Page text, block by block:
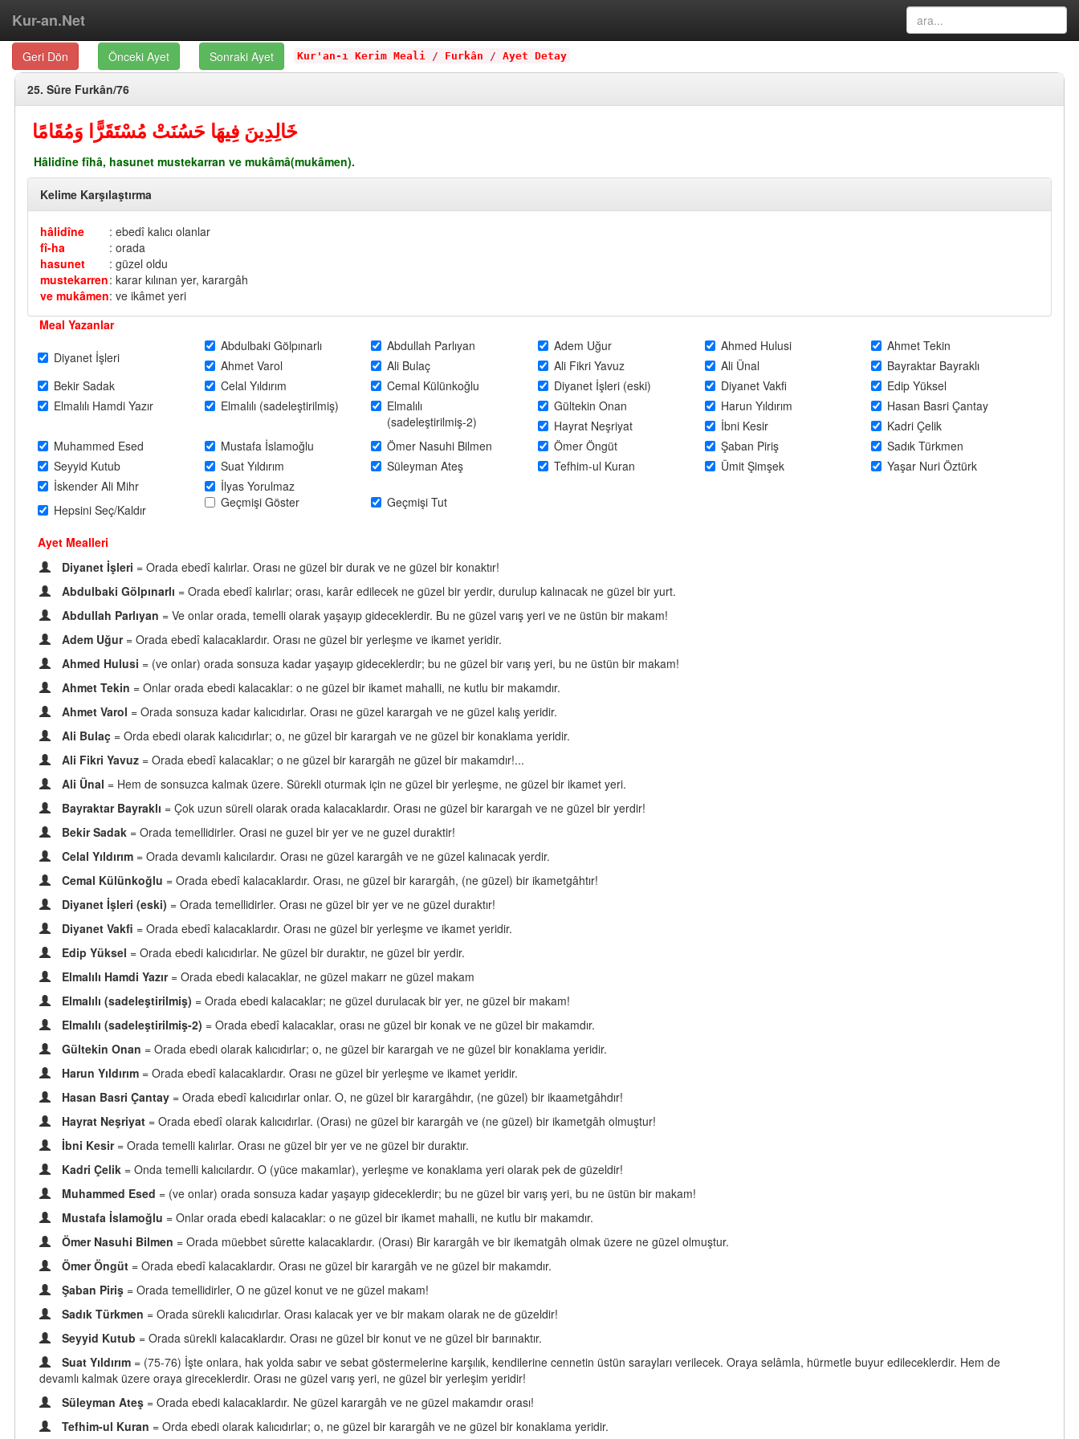
Kur-an.Net
Geri Dön Önceki Ayet Sonraki Ayet Kur'an-ı Kerim Meali / Furkân / Ayet Detay
25. Sûre Furkân/76
خَالِدِينَ فِيهَا حَسُنَتْ مُسْتَقَرًّا وَمُقَامًا
Hâlidîne fîhâ, hasunet mustekarran ve mukâmâ(mukâmen).
Kelime Karşılaştırma
hâlidîne
: ebedî kalıcı olanlar
fî-ha
: orada
hasunet
: güzel oldu
mustekarren: karar kılınan yer, karargâh
ve mukâmen: ve ikâmet yeri
Meal Yazanlar
Diyanet İşleri
Abdulbaki Gölpınarlı Abdullah Parlıyan Adem Uğur Ahmed Hulusi
Ahmet Tekin
Ahmet Varol
Ali Bulaç Ali Fikri Yavuz Ali Ünal
Bayraktar Bayraklı
Bekir Sadak
Celal Yıldırım Cemal Külünkoğlu Diyanet İşleri (eski) Diyanet Vakfi
Edip Yüksel
Elmalılı Hamdi Yazır
Elmalılı (sadeleştirilmiş)
Elmalılı
(sadeleştirilmiş-2)
Gültekin Onan Harun Yıldırım
Hasan Basri Çantay
Hayrat Neşriyat
İbni Kesir
Kadri Çelik
Muhammed Esed
Mustafa İslamoğlu Ömer Nasuhi Bilmen Ömer Öngüt Şaban Piriş
Sadık Türkmen
Seyyid Kutub
Suat Yıldırım Süleyman Ateş Tefhim-ul Kuran Ümit Şimşek
Yaşar Nuri Öztürk
İskender Ali Mihr
İlyas Yorulmaz
Hepsini Seç/Kaldır
Geçmişi Göster Geçmişi Tut
Ayet Mealleri
Diyanet İşleri = Orada ebedî kalırlar. Orası ne güzel bir durak ve ne güzel bir konaktır!
Abdulbaki Gölpınarlı = Orada ebedî kalırlar; orası, karâr edilecek ne güzel bir yerdir, durulup kalınacak ne güzel bir yurt.
Abdullah Parlıyan = Ve onlar orada, temelli olarak yaşayıp gideceklerdir. Bu ne güzel varış yeri ve ne üstün bir makam!
Adem Uğur = Orada ebedî kalacaklardır. Orası ne güzel bir yerleşme ve ikamet yeridir.
Ahmed Hulusi = (ve onlar) orada sonsuza kadar yaşayıp gideceklerdir; bu ne güzel bir varış yeri, bu ne üstün bir makam!
Ahmet Tekin = Onlar orada ebedi kalacaklar: o ne güzel bir ikamet mahalli, ne kutlu bir makamdır.
Ahmet Varol = Orada sonsuza kadar kalıcıdırlar. Orası ne güzel karargah ve ne güzel kalış yeridir.
Ali Bulaç = Orda ebedi olarak kalıcıdırlar; o, ne güzel bir karargah ve ne güzel bir konaklama yeridir.
Ali Fikri Yavuz = Orada ebedî kalacaklar; o ne güzel bir karargâh ne güzel bir makamdır!...
Ali Ünal = Hem de sonsuzca kalmak üzere. Sürekli oturmak için ne güzel bir yerleşme, ne güzel bir ikamet yeri.
Bayraktar Bayraklı = Çok uzun süreli olarak orada kalacaklardır. Orası ne güzel bir karargah ve ne güzel bir yerdir!
Bekir Sadak = Orada temellidirler. Orasi ne guzel bir yer ve ne guzel duraktir!
Celal Yıldırım = Orada devamlı kalıcılardır. Orası ne güzel karargâh ve ne güzel kalınacak yerdir.
Cemal Külünkoğlu = Orada ebedî kalacaklardır. Orası, ne güzel bir karargâh, (ne güzel) bir ikametgâhtır!
Diyanet İşleri (eski) = Orada temellidirler. Orası ne güzel bir yer ve ne güzel duraktır!
Diyanet Vakfi = Orada ebedî kalacaklardır. Orası ne güzel bir yerleşme ve ikamet yeridir.
Edip Yüksel = Orada ebedi kalıcıdırlar. Ne güzel bir duraktır, ne güzel bir yerdir.
Elmalılı Hamdi Yazır = Orada ebedi kalacaklar, ne güzel makarr ne güzel makam
Elmalılı (sadeleştirilmiş) = Orada ebedi kalacaklar; ne güzel durulacak bir yer, ne güzel bir makam!
Elmalılı (sadeleştirilmiş-2) = Orada ebedî kalacaklar, orası ne güzel bir konak ve ne güzel bir makamdır.
Gültekin Onan = Orada ebedi olarak kalıcıdırlar; o, ne güzel bir karargah ve ne güzel bir konaklama yeridir.
Harun Yıldırım = Orada ebedî kalacaklardır. Orası ne güzel bir yerleşme ve ikamet yeridir.
Hasan Basri Çantay = Orada ebedî kalıcıdırlar onlar. O, ne güzel bir karargâhdır, (ne güzel) bir ikaametgâhdır!
Hayrat Neşriyat = Orada ebedî olarak kalıcıdırlar. (Orası) ne güzel bir karargâh ve (ne güzel) bir ikametgâh olmuştur!
İbni Kesir = Orada temelli kalırlar. Orası ne güzel bir yer ve ne güzel bir duraktır.
Kadri Çelik = Onda temelli kalıcılardır. O (yüce makamlar), yerleşme ve konaklama yeri olarak pek de güzeldir!
Muhammed Esed = (ve onlar) orada sonsuza kadar yaşayıp gideceklerdir; bu ne güzel bir varış yeri, bu ne üstün bir makam!
Mustafa İslamoğlu = Onlar orada ebedi kalacaklar: o ne güzel bir ikamet mahalli, ne kutlu bir makamdır.
Ömer Nasuhi Bilmen = Orada müebbet sûrette kalacaklardır. (Orası) Bir karargâh ve bir ikematgâh olmak üzere ne güzel olmuştur.
Ömer Öngüt = Orada ebedî kalacaklardır. Orası ne güzel bir karargâh ve ne güzel bir makamdır.
Şaban Piriş = Orada temellidirler, O ne güzel konut ve ne güzel makam!
Sadık Türkmen = Orada sürekli kalıcıdırlar. Orası kalacak yer ve bir makam olarak ne de güzeldir!
Seyyid Kutub = Orada sürekli kalacaklardır. Orası ne güzel bir konut ve ne güzel bir barınaktır.
Suat Yıldırım = (75-76) İşte onlara, hak yolda sabır ve sebat göstermelerine karşılık, kendilerine cennetin üstün sarayları verilecek. Oraya selâmla, hürmetle buyur edileceklerdir. Hem de
devamlı kalmak üzere oraya gireceklerdir. Orası ne güzel varış yeri, ne güzel bir yerleşim yeridir!
Süleyman Ateş = Orada ebedi kalacaklardır. Ne güzel karargâh ve ne güzel makamdır orası!
Tefhim-ul Kuran = Orda ebedi olarak kalıcıdırlar; o, ne güzel bir karargâh ve ne güzel bir konaklama yeridir.